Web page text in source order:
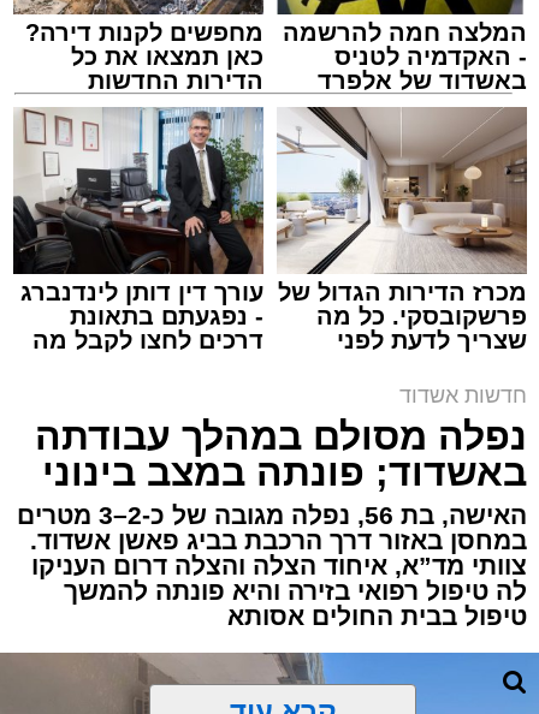
צילום: דוברות איחוד הצלה
מערכת האתר / 15:39 07.08.26
איחוד הצלה הצלה
אירוע דרמטי הסתיים בנס רפואי באשדוד, לאחר
שגבר בן 56 התמוטט בביתו שבאחד הרחובות
ברובע י"א בעיר, כתוצאה מאירוע פתאומי שגרם
להפסקת פעילות ליבו.
למקום הוזעקו מיד צוותי רפואה ומתנדבים של
ארגון "איחוד הצלה". החובשים והפרמדיקים
הכרה, ופתחו מיידית בפעולות החייאה מתקדמות,
הכוללות עיסויי לב ושימוש במפעם (דפיברילטור).
המלצה חמה להרשמה
- האקדמיה לטניס
באשדוד של אלפרד
קריאולנסקי - לילדים
מחפשים לקנות דירה?
כאן תמצאו את כל
הדירות החדשות
למכירה באשדוד >>>
מכרז הדירות הגדול של
פרשקובסקי. כל מה
שצריך לדעת לפני
באשדוד
עורך דין דותן לינדנברג
- נפגעתם בתאונת
דרכים לחצו לקבל מה
חדשות אשדוד
נפלה מסולם במהלך עבודתה
באשדוד; פונתה במצב בינוני
האישה, בת 56, נפלה מגובה של כ-2–3 מטרים
במחסן באזור דרך הרכבת בביג פאשן אשדוד.
צוותי מד”א, איחוד הצלה והצלה דרום העניקו
לה טיפול רפואי בזירה והיא פונתה להמשך
טיפול בבית החולים אסותא